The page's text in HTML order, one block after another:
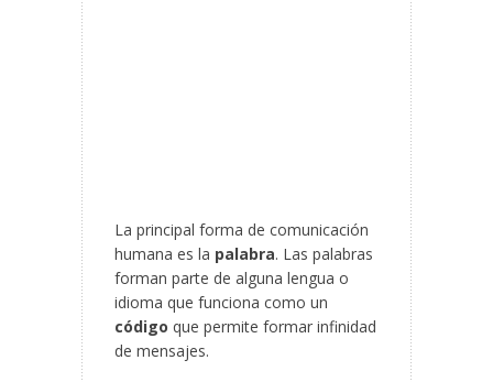
La principal forma de comunicación
humana es la palabra. Las palabras
forman parte de alguna lengua o
idioma que funciona como un
código que permite formar infinidad
de mensajes.